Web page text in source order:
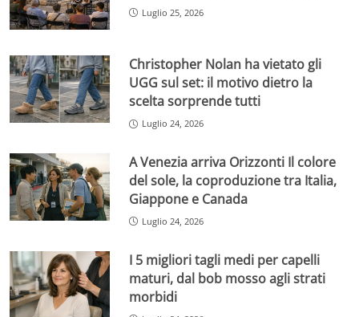
Luglio 25, 2026
Christopher Nolan ha vietato gli
UGG sul set: il motivo dietro la
scelta sorprende tutti
Luglio 24, 2026
A Venezia arriva Orizzonti Il colore
del sole, la coproduzione tra Italia,
Giappone e Canada
Luglio 24, 2026
I 5 migliori tagli medi per capelli
maturi, dal bob mosso agli strati
morbidi